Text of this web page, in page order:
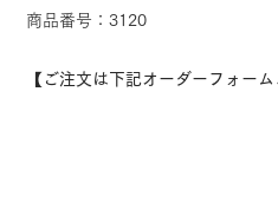
商品番号：3120
【ご注文は下記オーダーフォー